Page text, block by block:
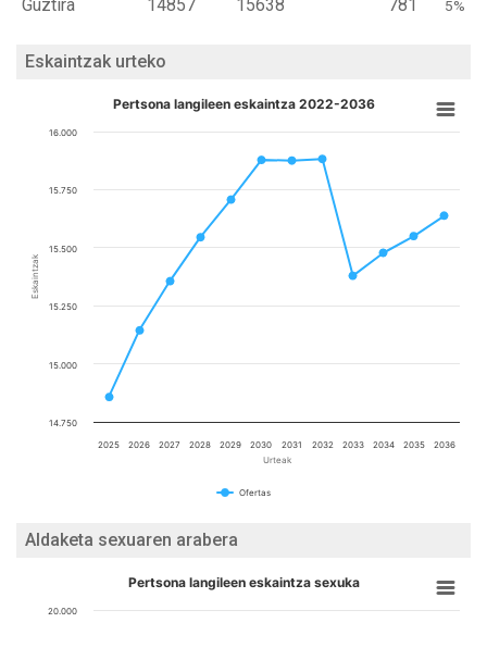
Guztira
14857 15638 781 5%
Eskaintzak urteko
Urteak
Eskaintzak
Pertsona langileen eskaintza 2022-2036
Ofertas
2025 2026 2027 2028 2029 2030 2031 2032 2033 2034 2035 2036
14.750
15.000
15.250
15.500
15.750
16.000
Aldaketa sexuaren arabera
Pertsona langileen eskaintza sexuka
20.000